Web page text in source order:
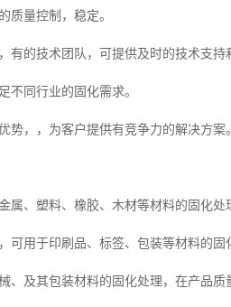
质量控制，稳定。
的技术团队，可提供及时的技术支持
不同行业的固化需求。
，，为客户提供有竞争力的解决方案。
属、塑料、橡胶、木材等材料的固化处
用于印刷品、标签、包装等材料的固
及其包装材料的固化处理，在产品质